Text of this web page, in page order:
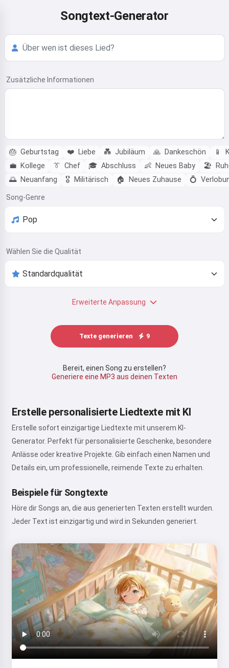
Songtext-Generator
Zusätzliche Informationen
🎂 Geburtstag ❤️ Liebe 💑 Jubiläum 🙏 Dankeschön 📱
💼 Kollege 👔 Chef 🎓 Abschluss 👶 Neues Baby 🏖️
🌅 Neuanfang 🎖️ Militärisch 🏠 Neues Zuhause 💍
Song-Genre
Wählen Sie die Qualität
Erweiterte Anpassung
Texte generieren 9
Bereit, einen Song zu erstellen?
Generiere eine MP3 aus deinen Texten
Erstelle personalisierte Liedtexte mit KI
Erstelle sofort einzigartige Liedtexte mit unserem KI-
Generator. Perfekt für personalisierte Geschenke, besondere
Anlässe oder kreative Projekte. Gib einfach einen Namen und
Details ein, um professionelle, reimende Texte zu erhalten.
Beispiele für Songtexte
Höre dir Songs an, die aus generierten Texten erstellt wurden.
Jeder Text ist einzigartig und wird in Sekunden generiert.